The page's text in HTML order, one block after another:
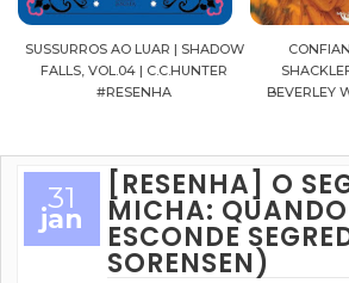
CONFIANÇA | AS IRMÃS
SHACKLEFORD – VOL. 03 |
BEVERLEY WATTS #RESENHA
DIÁRIOS DE
MANGÁ,
31
jan
[RESENHA] O
MICHA:
ESCONDE
SORENSEN)